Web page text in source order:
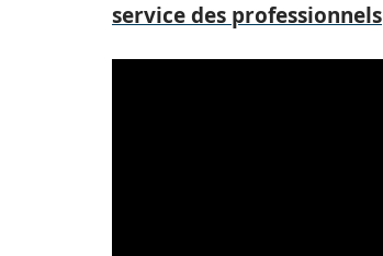
service des professionnels